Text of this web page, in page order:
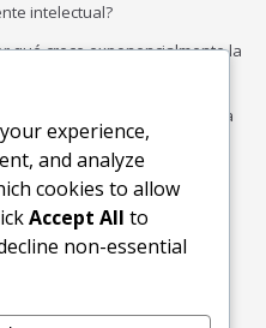
intelectual?
qué crece exponencialmente la
se crearon para los canales. La
experience,
and analyze
cookies to allow
Accept All to
non-essential